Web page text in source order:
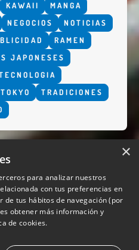
KAWAII
MANGA
NEGOCIOS
NOTICIAS
RAMEN
JAPONESES
TOKYO
TRADICIONES
SOMOS
×
para analizar nuestros
con tus preferencias en
tus hábitos de navegación (por
obtener más información y
de cookies.